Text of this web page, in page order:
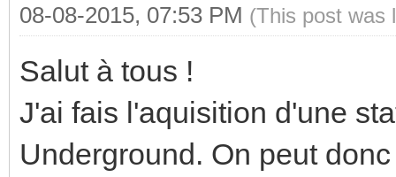
08-08-2015, 07:53 PM (This post was
Salut à tous !
J'ai fais l'aquisition d'une
Underground. On peut